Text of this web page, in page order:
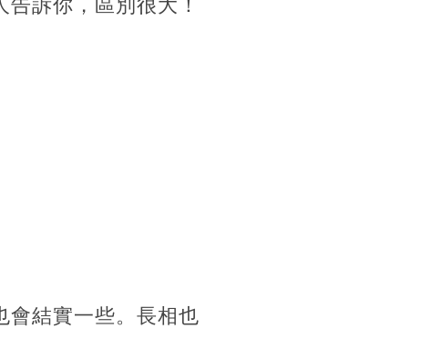
訴你，區別很大！
會結實一些。長相也